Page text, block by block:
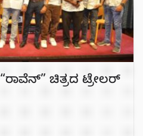
ಚಿತ್ರದ ಟ್ರೇಲರ್